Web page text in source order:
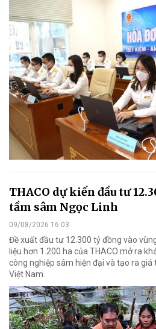
THACO dự kiến đầu tư
tầm sâm Ngọc Linh
09/08/2026 16:03
Đề xuất đầu tư 12.300 tỷ đồng vào
liệu hơn 1.200 ha của THACO mở ra
công nghiệp sâm hiện đại và tạo ra
Việt Nam.